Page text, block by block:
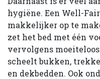
hygiëne. Een Well-
makkelijker op te
zet het bed met één
vervolgens
scheelt bukken,
en dekbedden. Ook